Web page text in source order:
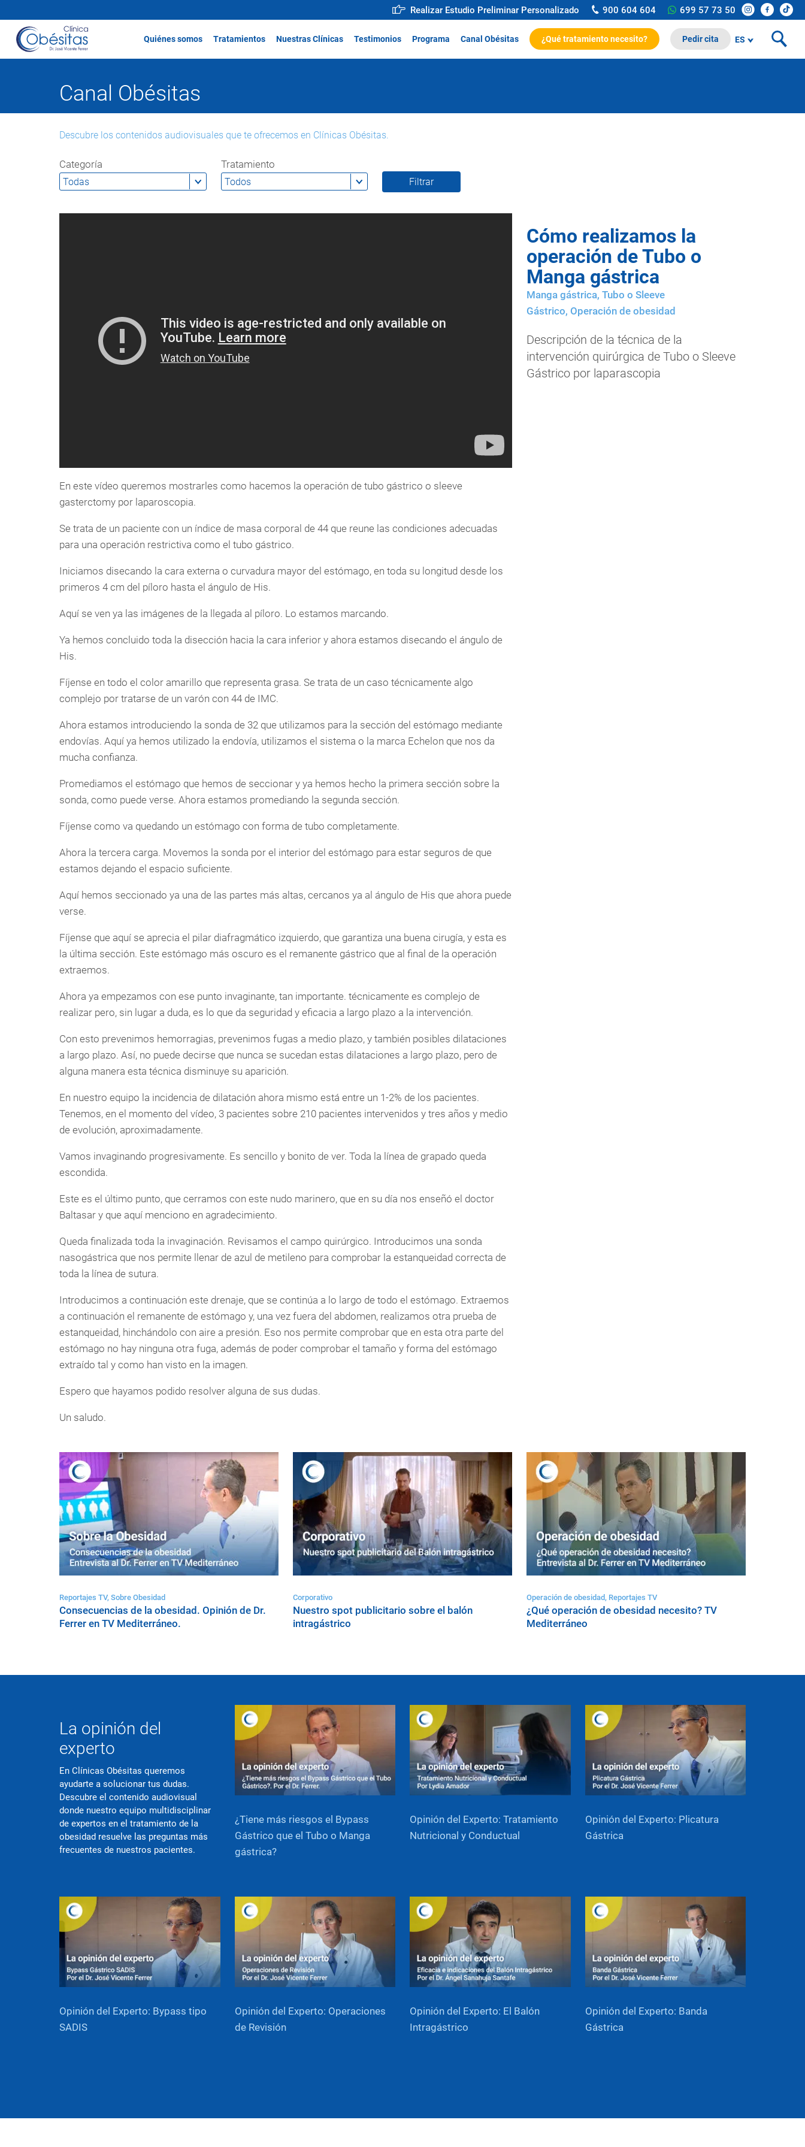
Realizar Estudio Preliminar Personalizado 900 604 604 699 57 73 50
Quiénes somos Tratamientos Nuestras Clínicas Testimonios Programa Canal Obésitas ¿Qué tratamiento necesito? Pedir cita ES
Canal Obésitas
Descubre los contenidos audiovisuales que te ofrecemos en Clínicas Obésitas.
Categoría Tratamiento
En este vídeo queremos mostrarles como hacemos la operación de tubo gástrico o sleeve
gasterctomy por laparoscopia.
Se trata de un paciente con un índice de masa corporal de 44 que reune las condiciones adecuadas
para una operación restrictiva como el tubo gástrico.
Iniciamos disecando la cara externa o curvadura mayor del estómago, en toda su longitud desde los
primeros 4 cm del píloro hasta el ángulo de His.
Aquí se ven ya las imágenes de la llegada al píloro. Lo estamos marcando.
Ya hemos concluido toda la disección hacia la cara inferior y ahora estamos disecando el ángulo de
His.
Fíjense en todo el color amarillo que representa grasa. Se trata de un caso técnicamente algo
complejo por tratarse de un varón con 44 de IMC.
Ahora estamos introduciendo la sonda de 32 que utilizamos para la sección del estómago mediante
endovías. Aquí ya hemos utilizado la endovía, utilizamos el sistema o la marca Echelon que nos da
mucha confianza.
Promediamos el estómago que hemos de seccionar y ya hemos hecho la primera sección sobre la
sonda, como puede verse. Ahora estamos promediando la segunda sección.
Fíjense como va quedando un estómago con forma de tubo completamente.
Ahora la tercera carga. Movemos la sonda por el interior del estómago para estar seguros de que
estamos dejando el espacio suficiente.
Aquí hemos seccionado ya una de las partes más altas, cercanos ya al ángulo de His que ahora puede
verse.
Fíjense que aquí se aprecia el pilar diafragmático izquierdo, que garantiza una buena cirugía, y esta es
la última sección. Este estómago más oscuro es el remanente gástrico que al final de la operación
extraemos.
Ahora ya empezamos con ese punto invaginante, tan importante. técnicamente es complejo de
realizar pero, sin lugar a duda, es lo que da seguridad y eficacia a largo plazo a la intervención.
Con esto prevenimos hemorragias, prevenimos fugas a medio plazo, y también posibles dilataciones
a largo plazo. Así, no puede decirse que nunca se sucedan estas dilataciones a largo plazo, pero de
alguna manera esta técnica disminuye su aparición.
En nuestro equipo la incidencia de dilatación ahora mismo está entre un 1-2% de los pacientes.
Tenemos, en el momento del vídeo, 3 pacientes sobre 210 pacientes intervenidos y tres años y medio
de evolución, aproximadamente.
Vamos invaginando progresivamente. Es sencillo y bonito de ver. Toda la línea de grapado queda
escondida.
Este es el último punto, que cerramos con este nudo marinero, que en su día nos enseñó el doctor
Baltasar y que aquí menciono en agradecimiento.
Queda finalizada toda la invaginación. Revisamos el campo quirúrgico. Introducimos una sonda
nasogástrica que nos permite llenar de azul de metileno para comprobar la estanqueidad correcta de
toda la línea de sutura.
Introducimos a continuación este drenaje, que se continúa a lo largo de todo el estómago. Extraemos
a continuación el remanente de estómago y, una vez fuera del abdomen, realizamos otra prueba de
estanqueidad, hinchándolo con aire a presión. Eso nos permite comprobar que en esta otra parte del
estómago no hay ninguna otra fuga, además de poder comprobar el tamaño y forma del estómago
extraído tal y como han visto en la imagen.
Espero que hayamos podido resolver alguna de sus dudas.
Un saludo.
Cómo realizamos la
operación de Tubo o
Manga gástrica
Manga gástrica, Tubo o Sleeve
Gástrico, Operación de obesidad
Descripción de la técnica de la
intervención quirúrgica de Tubo o Sleeve
Gástrico por laparascopia
Reportajes TV, Sobre Obesidad
Consecuencias de la obesidad. Opinión de Dr.
Ferrer en TV Mediterráneo.
Corporativo
Nuestro spot publicitario sobre el balón
intragástrico
Operación de obesidad, Reportajes TV
¿Qué operación de obesidad necesito? TV
Mediterráneo
La opinión del
experto
En Clínicas Obésitas queremos
ayudarte a solucionar tus dudas.
Descubre el contenido audiovisual
donde nuestro equipo multidisciplinar
de expertos en el tratamiento de la
obesidad resuelve las preguntas más
frecuentes de nuestros pacientes.
¿Tiene más riesgos el Bypass
Gástrico que el Tubo o Manga
gástrica?
Opinión del Experto: Tratamiento
Nutricional y Conductual
Opinión del Experto: Plicatura
Gástrica
Opinión del Experto: Bypass tipo
SADIS
Opinión del Experto: Operaciones
de Revisión
Opinión del Experto: El Balón
Intragástrico
Opinión del Experto: Banda
Gástrica